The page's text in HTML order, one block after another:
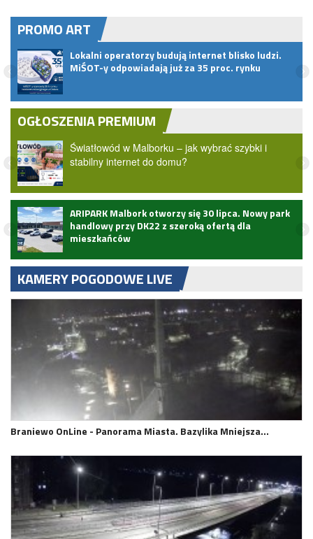
PROMO ART
Lokalni operatorzy budują internet blisko ludzi.
MiŚOT-y odpowiadają już za 35 proc. rynku
OGŁOSZENIA PREMIUM
Światłowód w Malborku – jak wybrać szybki i
stabilny internet do domu?
ARIPARK Malbork otworzy się 30 lipca. Nowy park
handlowy przy DK22 z szeroką ofertą dla
mieszkańców
KAMERY POGODOWE LIVE
Braniewo OnLine - Panorama Miasta. Bazylika Mniejsza…